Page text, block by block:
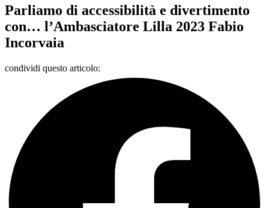
Parliamo di accessibilità e divertimento
con… l’Ambasciatore Lilla 2023 Fabio
Incorvaia
condividi questo articolo: